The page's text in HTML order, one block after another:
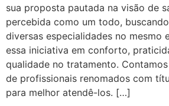
sua proposta pautada na visão de
percebida como um todo,
diversas especialidades no mesmo
essa iniciativa em conforto,
qualidade no tratamento.
de profissionais renomados com
para melhor atendê-los. […]